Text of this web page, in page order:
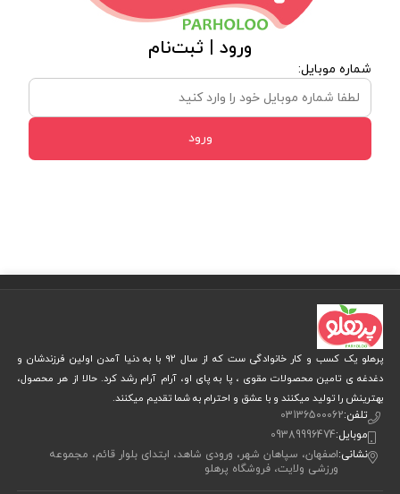
ورود | ثبت‌نام
شماره موبایل:
ورود
پرهلو یک کسب و کار خانوادگی ست که از سال 92 با به دنیا آمدن اولین فرزندشان و
دغدغه ی تامین محصولات مقوی ، پا به پای او، آرام آرام رشد کرد. حالا از هر محصول،
بهترینش را تولید میکنند و با عشق و احترام به شما تقدیم میکنند.
تلفن:03136500062
موبایل:09389996474
نشانی:اصفهان، سپاهان شهر، ورودی شاهد، ابتدای بلوار قائم، مجموعه
ورزشی ولایت، فروشگاه پرهلو